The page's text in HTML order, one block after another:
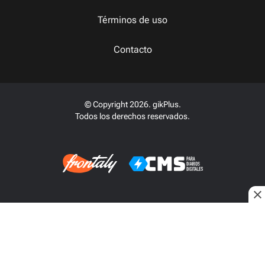
Términos de uso
Contacto
© Copyright 2026. gikPlus.
Todos los derechos reservados.